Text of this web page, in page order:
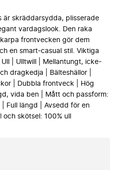
är skräddarsydda, plisserade
vardagslook. Den raka
frontvecken gör dem
en smart-casual stil. Viktiga
| Ulltwill | Mellantungt, icke-
dragkedja | Bälteshällor |
| Dubbla frontveck | Hög
vida ben | Mått och passform:
Full längd | Avsedd för en
skötsel: 100% ull